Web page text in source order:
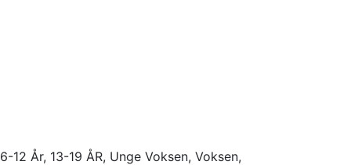
6-12 År, 13-19 ÅR, Unge Voksen, Voksen,